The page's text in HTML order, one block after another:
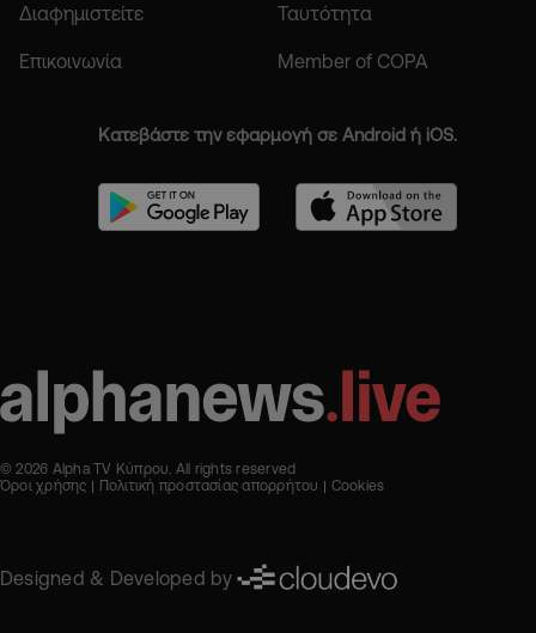
Διαφημιστείτε Ταυτότητα
Επικοινωνία Member of COPA
Κατεβάστε την εφαρμογή σε Android ή iOS.
© 2026 Alpha TV Κύπρου. All rights reserved
Όροι χρήσης
Πολιτική προστασίας απορρήτου Cookies
Designed & Developed by